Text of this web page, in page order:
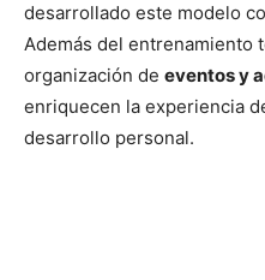
desarrollado este modelo
Además del entrenamiento
organización de eventos y
enriquecen la experiencia
desarrollo personal.